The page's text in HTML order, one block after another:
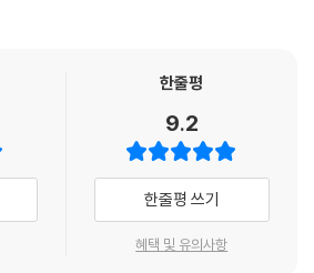
탕을 둔 낭독과 암송을 동시에 학습할 수 있
한 낭독 교재의 대안은 아니기 때문입니다.
다.
단계로 구성된 낭독 스크립트
습 내용과 영어 난이도에 따라 낭독 스크립트
한줄평
9.2
한줄평 쓰기
혜택 및 유의사항